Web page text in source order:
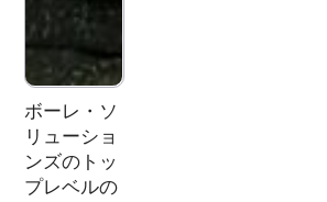
ボーレ・ソ
リューショ
ンズのトッ
プレベルの